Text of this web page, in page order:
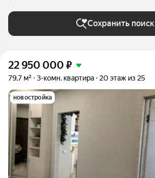
Сохранить поиск
22 950 000 ₽
79,7 м² 3-комн. квартира 20 этаж из 25
новостройка